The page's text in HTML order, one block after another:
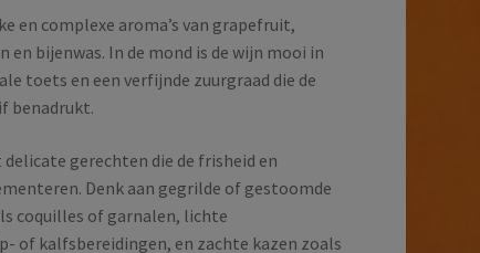
en complexe aroma’s van grapefruit,
bijenwas. In de mond is de wijn mooi in
toets en een verfijnde zuurgraad die de
benadrukt.
gerechten die de frisheid en
Denk aan gegrilde of gestoomde
coquilles of garnalen, lichte
of kalfsbereidingen, en zachte kazen zoals